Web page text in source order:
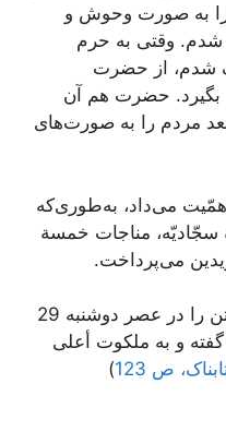
به صورت وحوش و
شدم. وقتی به حرم
شدم، از حضرت
بگیرد. حضرت هم آن
مردم را به صورت‌های
می‌داد، به‌طوری‌که
سجّادیّه، مناجات خمسة
می‌پرداخت.
سرانجام این عالم ربّانی کالبد تن را در عصر دوشنبه 29
ه‍. ق وداع گفته و به ملکوت أعلی
ص 123 )